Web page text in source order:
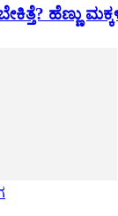
ಹೆಣ್ಣು